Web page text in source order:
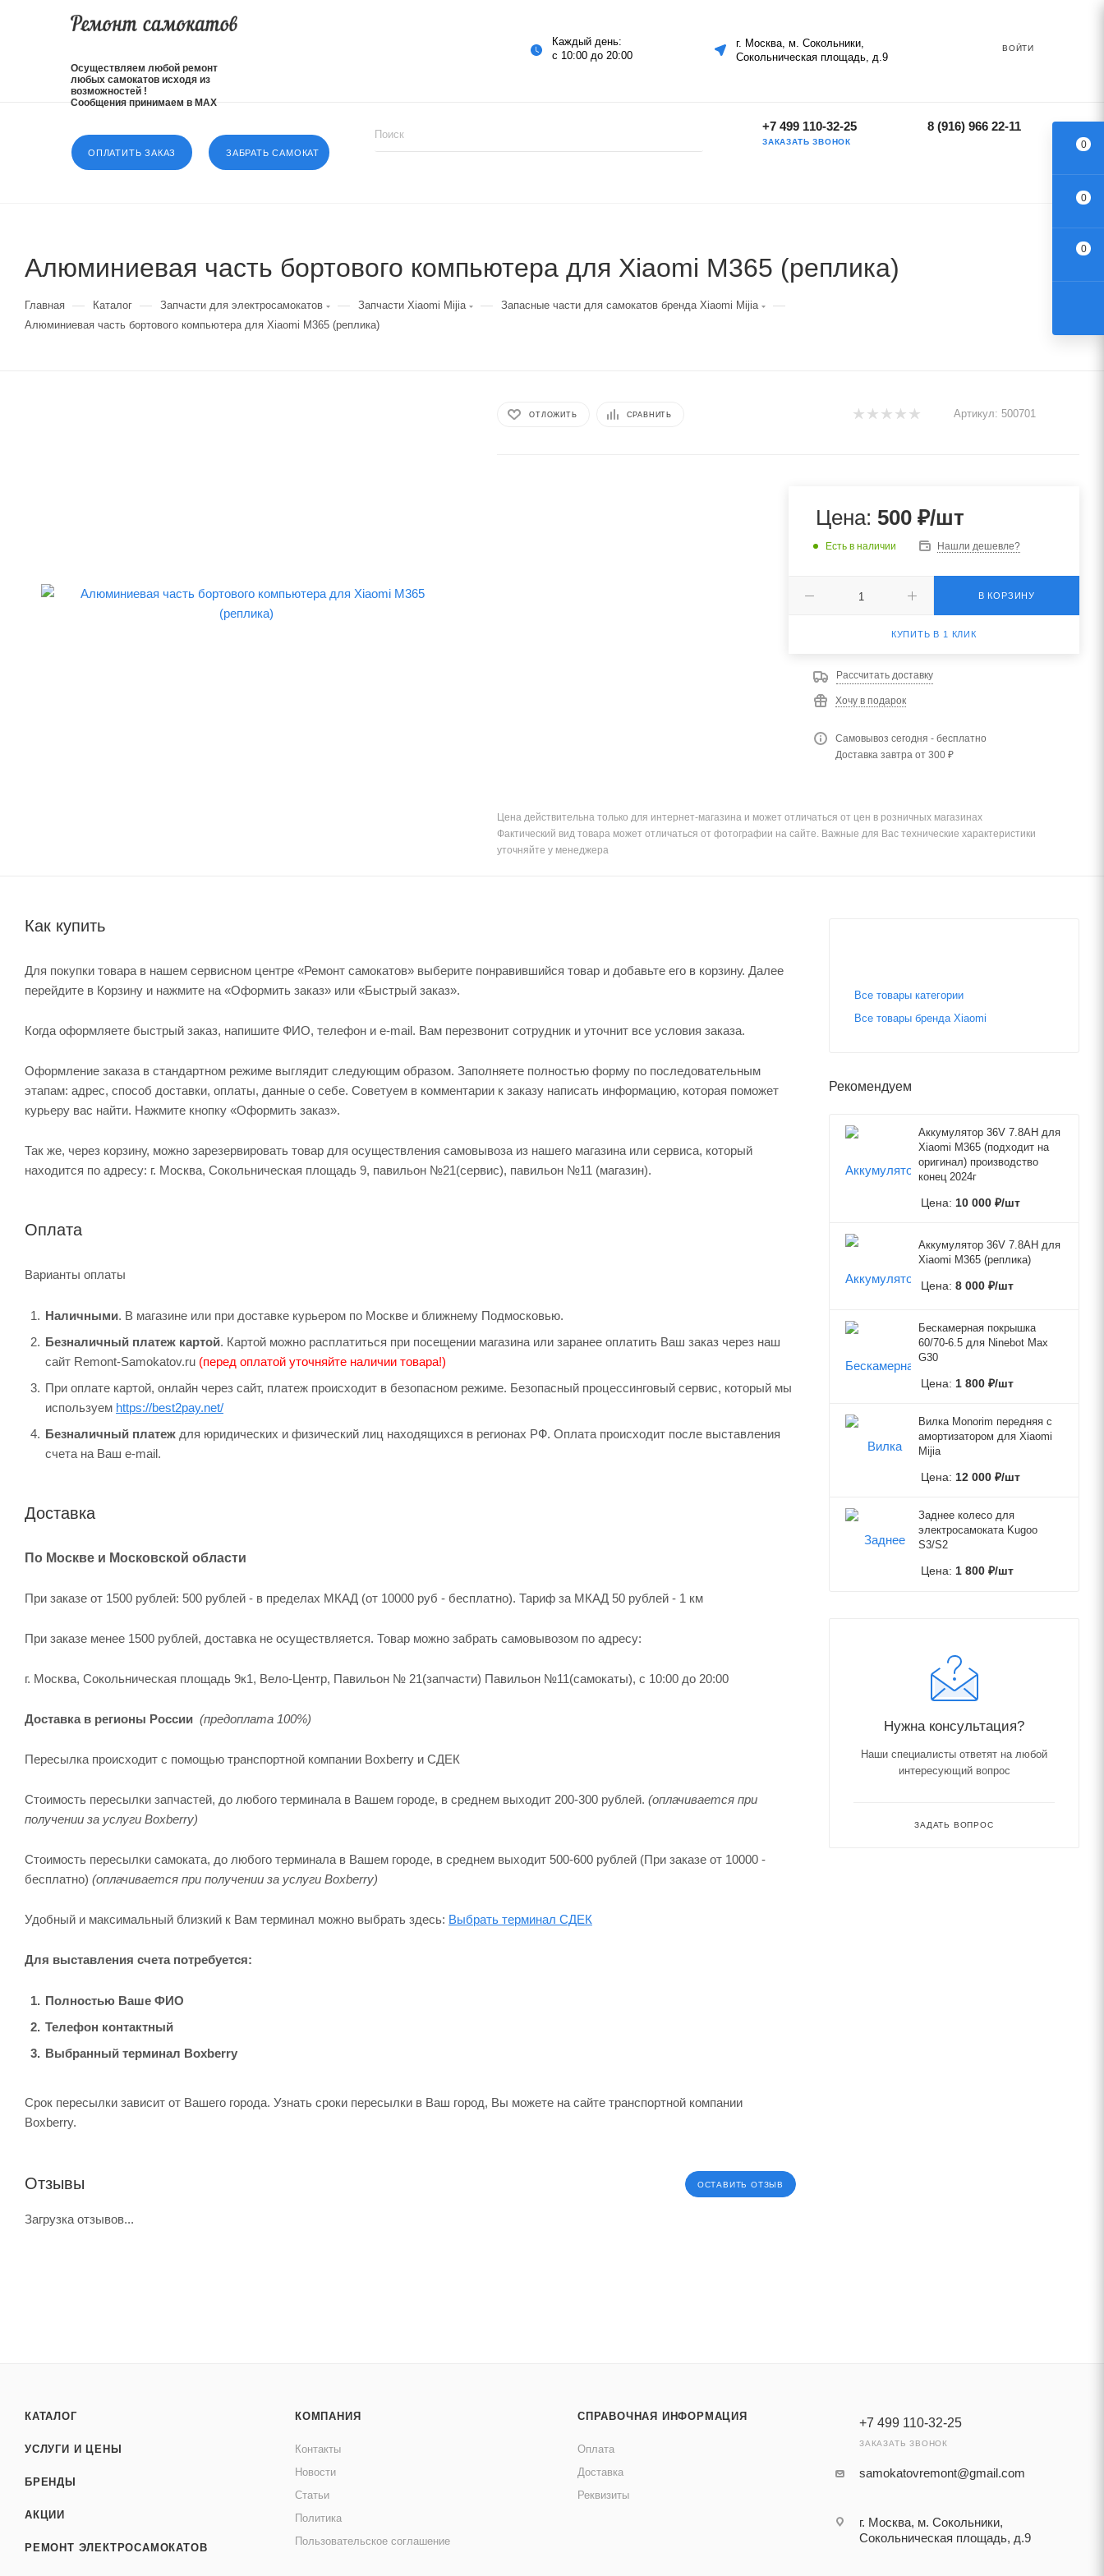
Осуществляем любой ремонт
любых самокатов исходя из
возможностей !
Сообщения принимаем в MAX
Каждый день:
с 10:00 до 20:00
г. Москва, м. Сокольники,
Сокольническая площадь, д.9
ВОЙТИ
ОПЛАТИТЬ ЗАКАЗ ЗАБРАТЬ САМОКАТ
+7 499 110-32-25
ЗАКАЗАТЬ ЗВОНОК
8 (916) 966 22-11
Алюминиевая часть бортового компьютера для Xiaomi М365 (реплика)
Главная — Каталог — Запчасти для электросамокатов — Запчасти Xiaomi Mijia — Запасные части для самокатов бренда Xiaomi Mijia —
Алюминиевая часть бортового компьютера для Xiaomi М365 (реплика)
ОТЛОЖИТЬ СРАВНИТЬ Артикул: 500701
Цена: 500₽/шт
Есть в наличии Нашли дешевле?
В КОРЗИНУ
КУПИТЬ В 1 КЛИК
Рассчитать доставку
Хочу в подарок
Самовывоз сегодня - бесплатно
Доставка завтра от 300 ₽
Цена действительна только для интернет-магазина и может отличаться от цен в розничных магазинах
Фактический вид товара может отличаться от фотографии на сайте. Важные для Вас технические характеристики
уточняйте у менеджера
Как купить
Для покупки товара в нашем сервисном центре «Ремонт самокатов» выберите понравившийся товар и добавьте его в корзину. Далее
перейдите в Корзину и нажмите на «Оформить заказ» или «Быстрый заказ».
Когда оформляете быстрый заказ, напишите ФИО, телефон и e-mail. Вам перезвонит сотрудник и уточнит все условия заказа.
Оформление заказа в стандартном режиме выглядит следующим образом. Заполняете полностью форму по последовательным
этапам: адрес, способ доставки, оплаты, данные о себе. Советуем в комментарии к заказу написать информацию, которая поможет
курьеру вас найти. Нажмите кнопку «Оформить заказ».
Так же, через корзину, можно зарезервировать товар для осуществления самовывоза из нашего магазина или сервиса, который
находится по адресу: г. Москва, Сокольническая площадь 9, павильон №21(сервис), павильон №11 (магазин).
Оплата
Варианты оплаты
Наличными. В магазине или при доставке курьером по Москве и ближнему Подмосковью.
Безналичный платеж картой. Картой можно расплатиться при посещении магазина или заранее оплатить Ваш заказ через наш
сайт Remont-Samokatov.ru (перед оплатой уточняйте наличии товара!)
При оплате картой, онлайн через сайт, платеж происходит в безопасном режиме. Безопасный процессинговый сервис, который мы
используем https://best2pay.net/
Безналичный платеж для юридических и физический лиц находящихся в регионах РФ. Оплата происходит после выставления
счета на Ваш e-mail.
Доставка
По Москве и Московской области
При заказе от 1500 рублей: 500 рублей - в пределах МКАД (от 10000 руб - бесплатно). Тариф за МКАД 50 рублей - 1 км
При заказе менее 1500 рублей, доставка не осуществляется. Товар можно забрать самовывозом по адресу:
г. Москва, Сокольническая площадь 9к1, Вело-Центр, Павильон № 21(запчасти) Павильон №11(cамокаты), с 10:00 до 20:00
Доставка в регионы России (предоплата 100%)
Пересылка происходит с помощью транспортной компании Boxberry и СДЕК
Стоимость пересылки запчастей, до любого терминала в Вашем городе, в среднем выходит 200-300 рублей. (оплачивается при
получении за услуги Boxberry)
Стоимость пересылки самоката, до любого терминала в Вашем городе, в среднем выходит 500-600 рублей (При заказе от 10000 -
бесплатно) (оплачивается при получении за услуги Boxberry)
Удобный и максимальный близкий к Вам терминал можно выбрать здесь: Выбрать терминал СДЕК
Для выставления счета потребуется:
Полностью Ваше ФИО
Телефон контактный
Выбранный терминал Boxberry
Срок пересылки зависит от Вашего города. Узнать сроки пересылки в Ваш город, Вы можете на сайте транспортной компании
Boxberry.
Отзывы ОСТАВИТЬ ОТЗЫВ
Загрузка отзывов...
Все товары категории
Все товары бренда Xiaomi
Рекомендуем
Аккумулятор 36V 7.8AH для
Xiaomi M365 (подходит на
оригинал) производство
конец 2024г
Цена: 10 000 ₽/шт
Аккумулятор 36V 7.8AH для
Xiaomi M365 (реплика)
Цена: 8 000 ₽/шт
Бескамерная покрышка
60/70-6.5 для Ninebot Max
G30
Цена: 1 800 ₽/шт
Вилка Monorim передняя с
амортизатором для Xiaomi
Mijia
Цена: 12 000 ₽/шт
Заднее колесо для
электросамоката Kugoo
S3/S2
Цена: 1 800 ₽/шт
Нужна консультация?
Наши специалисты ответят на любой
интересующий вопрос
ЗАДАТЬ ВОПРОС
КАТАЛОГ
УСЛУГИ И ЦЕНЫ
БРЕНДЫ
АКЦИИ
РЕМОНТ ЭЛЕКТРОСАМОКАТОВ
КОМПАНИЯ
Контакты
Новости
Статьи
Политика
Пользовательское соглашение
СПРАВОЧНАЯ ИНФОРМАЦИЯ
Оплата
Доставка
Реквизиты
+7 499 110-32-25
ЗАКАЗАТЬ ЗВОНОК
samokatovremont@gmail.com
г. Москва, м. Сокольники,
Сокольническая площадь, д.9
0
0
0